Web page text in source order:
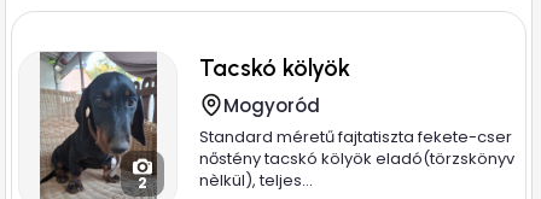
2
Tacskó kölyök
Mogyoród
Standard méretű fajtatiszta fekete-cser
nőstény tacskó kölyök eladó(törzskönyv
nèlkül), teljes...